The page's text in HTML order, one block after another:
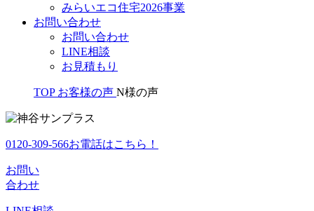
みらいエコ住宅2026事業
お問い合わせ
お問い合わせ
LINE相談
お見積もり
TOP お客様の声 N様の声
0120-309-566お電話はこちら！
お問い
合わせ